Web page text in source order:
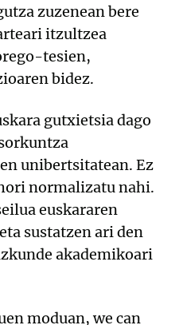
zuzenean bere
itzultzea
tesien,
bidez.
gutxietsia dago
unibertsitatean. Ez
normalizatu nahi.
euskararen
sustatzen ari den
akademikoari
moduan, we can